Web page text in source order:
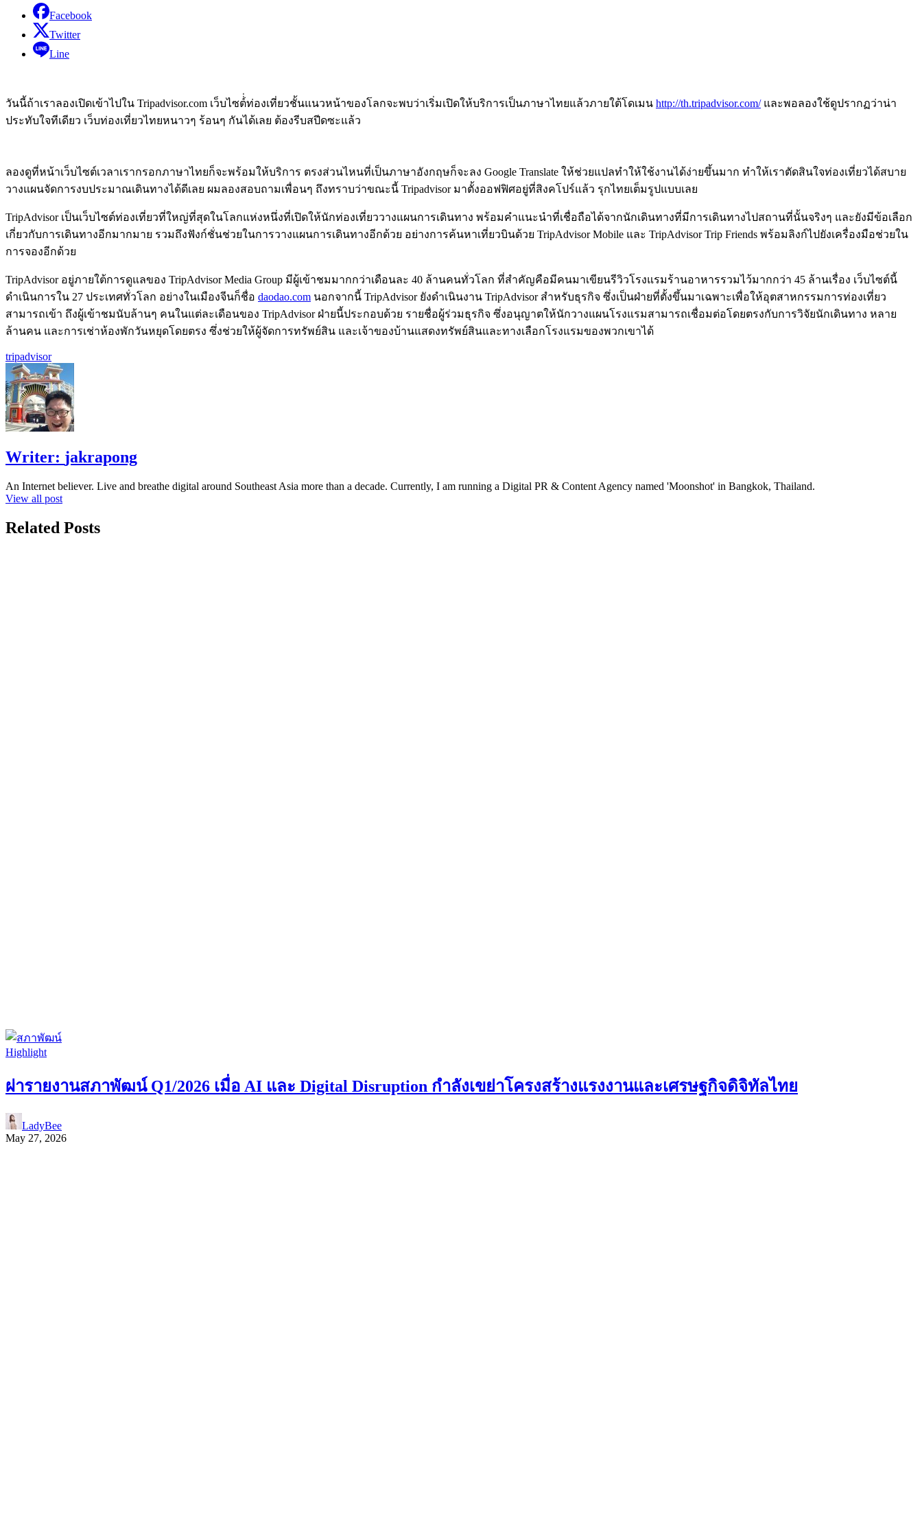
Facebook
Twitter
Line
วันนี้ถ้าเราลองเปิดเข้าไปใน Tripadvisor.com เว็บไซต์่่ท่องเที่ยวชั้นแนวหน้าของโลกจะพบว่าเริ่มเปิดให้บริการเป็นภาษาไทยแล้วภายใต้โดเมน http://th.tripadvisor.com/และพอลองใช้ดูปรากฏว่าน่า
ประทับใจทีเดียว เว็บท่องเที่ยวไทยหนาวๆ ร้อนๆ กันได้เลย ต้องรีบสปีดซะแล้ว
ลองดูที่หน้าเว็บไซต์เวลาเรากรอกภาษาไทยก็จะพร้อมให้บริการ ตรงส่วนไหนที่เป็นภาษาอังกฤษก็จะลง Google Translate ให้ช่วยแปลทำให้ใช้งานได้ง่ายขึ้นมาก ทำให้เราตัดสินใจท่องเที่ยวได้สบาย
วางแผนจัดการงบประมาณเดินทางได้ดีเลย ผมลองสอบถามเพื่อนๆ ถึงทราบว่าขณะนี้ Tripadvisor มาตั้งออฟฟิศอยู่ที่สิงคโปร์แล้ว รุกไทยเต็มรูปแบบเลย
TripAdvisor เป็นเว็บไซต์ท่องเที่ยวที่ใหญ่ที่สุดในโลกแห่งหนึ่งที่เปิดให้นักท่องเที่ยววางแผนการเดินทาง พร้อมคำแนะนำที่เชื่อถือได้จากนักเดินทางที่มีการเดินทางไปสถานที่นั้นจริงๆ และยังมีข้อเลือก
เกี่ยวกับการเดินทางอีกมากมาย รวมถึงฟังก์ชั่นช่วยในการวางแผนการเดินทางอีกด้วย อย่างการค้นหาเที่ยวบินด้วย TripAdvisor Mobile และ TripAdvisor Trip Friends พร้อมลิงก์ไปยังเครื่องมือช่วยใน
การจองอีกด้วย
TripAdvisor อยู่ภายใต้การดูแลของ TripAdvisor Media Group มีผู้เข้าชมมากกว่าเดือนละ 40 ล้านคนทั่วโลก ที่สำคัญคือมีคนมาเขียนรีวิวโรงแรมร้านอาหารรวมไว้มากกว่า 45 ล้านเรื่อง เว็บไซต์นี้
ดำเนินการใน 27 ประเทศทั่วโลก อย่างในเมืองจีนก็ชื่อ daodao.com นอกจากนี้ TripAdvisor ยังดำเนินงาน TripAdvisor สำหรับธุรกิจ ซึ่งเป็นฝ่ายที่ตั้งขึ้นมาเฉพาะเพื่อให้อุตสาหกรรมการท่องเที่ยว
สามารถเข้า ถึงผู้เข้าชมนับล้านๆ คนในแต่ละเดือนของ TripAdvisor ฝ่ายนี้ประกอบด้วย รายชื่อผู้ร่วมธุรกิจ ซึ่งอนุญาตให้นักวางแผนโรงแรมสามารถเชื่อมต่อโดยตรงกับการวิจัยนักเดินทาง หลาย
ล้านคน และการเช่าห้องพักวันหยุดโดยตรง ซึ่งช่วยให้ผู้จัดการทรัพย์สิน และเจ้าของบ้านแสดงทรัพย์สินและทางเลือกโรงแรมของพวกเขาได้
tripadvisor
Writer: jakrapong
An Internet believer. Live and breathe digital around Southeast Asia more than a decade. Currently, I am running a Digital PR & Content Agency named 'Moonshot' in Bangkok, Thailand.
View all post
Related Posts
Highlight
ผ่ารายงานสภาพัฒน์ Q1/2026 เมื่อ AI และ Digital Disruption กำลังเขย่าโครงสร้างแรงงานและเศรษฐกิจดิจิทัลไทย
LadyBee
May 27, 2026